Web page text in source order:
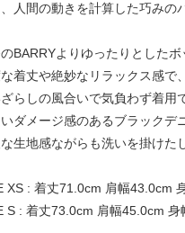
、人間の動きを計算した巧みの
BARRYよりゆったりとした
着丈や絶妙なリラックス感で
らしの風合いで気負わず着用
ダメージ感のあるブラックデ
生地感ながらも洗いを掛けた
XS : 着丈71.0cm 肩幅43.0cm
S : 着丈73.0cm 肩幅45.0cm